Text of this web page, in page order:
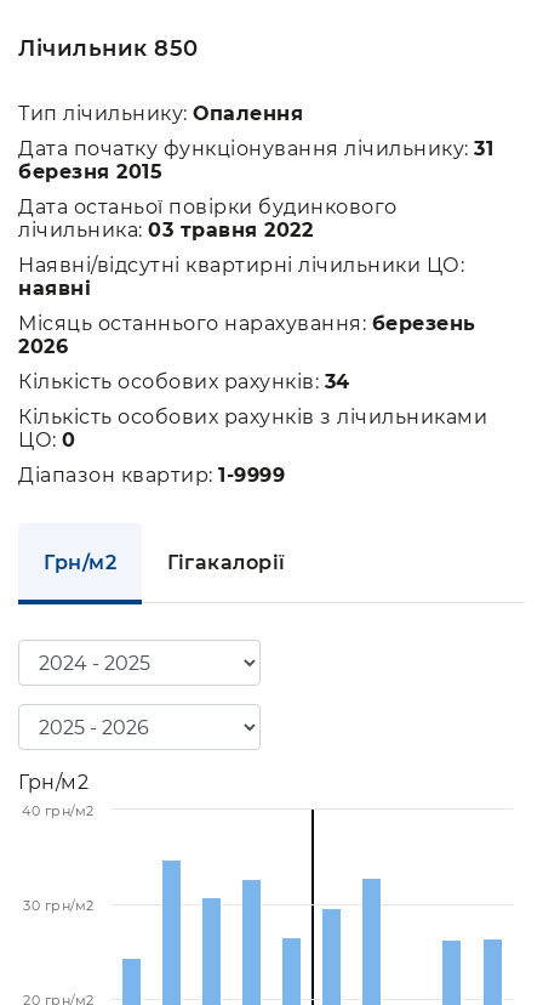
Лічильник 850
Тип лічильнику: Опалення
Дата початку функціонування лічильнику: 31
березня 2015
Дата останьої повірки будинкового
лічильника: 03 травня 2022
Наявні/відсутні квартирні лічильники ЦО:
наявні
Місяць останнього нарахування: березень
2026
Кількість особових рахунків: 34
Кількість особових рахунків з лічильниками
ЦО: 0
Діапазон квартир: 1-9999
Грн/м2 Гігакалорії
Грн/м2
20 грн/м2
30 грн/м2
40 грн/м2